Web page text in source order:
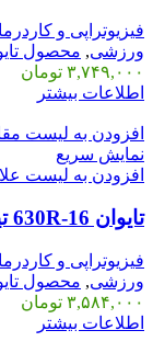
فیزیوتراپی و
ورزشی, محصول
۳,۷۴۹,۰۰۰ تومان
اطلاعات بیشتر
افزودن به لیست
نمایش سریع
افزودن به لیست
تایوان 16-630R تیلت بورد تایوان با کش و دستگیره
فیزیوتراپی و
ورزشی, محصول
۳,۵۸۴,۰۰۰ تومان
اطلاعات بیشتر